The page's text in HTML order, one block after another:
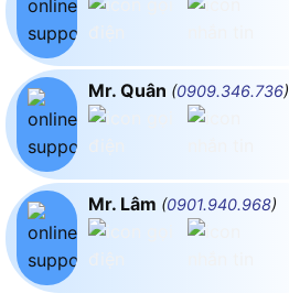
Mr. Quân (0909.346.736)
Mr. Lâm (0901.940.968)